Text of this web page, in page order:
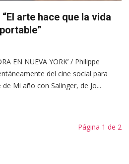
arte hace que la vida
EN NUEVA YORK’ / Philippe
del cine social para
Mi año con Salinger, de Jo...
Página 1 de 2